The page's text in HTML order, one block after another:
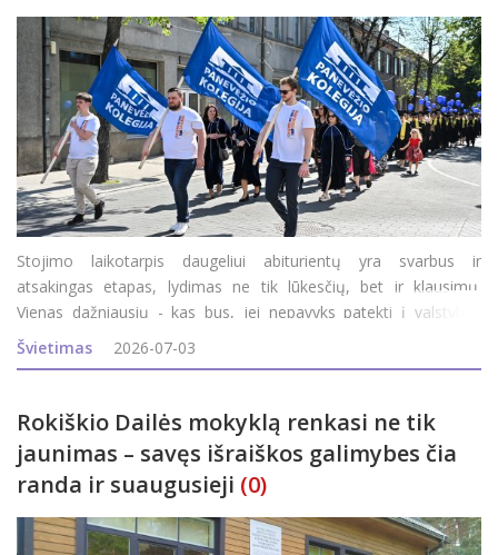
Stojimo laikotarpis daugeliui abiturientų yra svarbus ir
atsakingas etapas, lydimas ne tik lūkesčių, bet ir klausimų.
Vienas dažniausių - kas bus, jei nepavyks patekti į valstybės
finansuojamą studijų vietą? Ar tai reiškia, kad teks atsisakyti
svajonių studijų? Panevėžio kolegija sako - nebūt
Švietimas 2026-07-03
Rokiškio Dailės mokyklą renkasi ne tik
jaunimas – savęs išraiškos galimybes čia
randa ir suaugusieji (0)